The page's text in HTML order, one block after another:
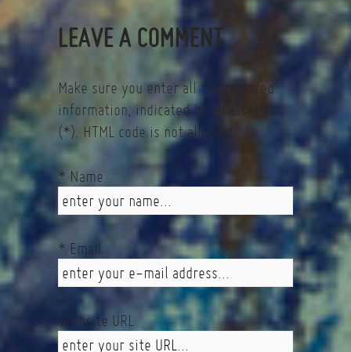
LEAVE A COMMENT
Make sure you enter all the required
information, indicated by an asterisk
(*). HTML code is not allowed.
* Name
* Email
Website URL